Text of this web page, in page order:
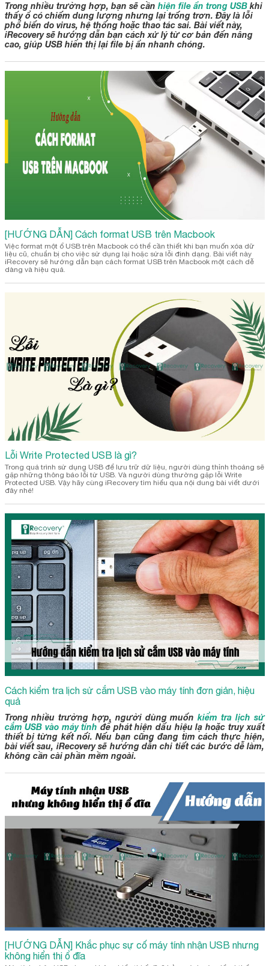
Trong nhiều trường hợp, bạn sẽ cần hiện file ẩn trong USBkhi
thấy ổ có chiếm dung lượng nhưng lại trống trơn. Đây là lỗi
phổ biến do virus, hệ thống hoặc thao tác sai. Bài viết này,
iRecovery sẽ hướng dẫn bạn cách xử lý từ cơ bản đến nâng
cao, giúp USB hiển thị lại file bị ẩn nhanh chóng.
[HƯỚNG DẪN] Cách format USB trên Macbook
Việc format một ổ USB trên Macbook có thể cần thiết khi bạn muốn xóa dữ
liệu cũ, chuẩn bị cho việc sử dụng lại hoặc sửa lỗi định dạng. Bài viết này
iRecovery sẽ hướng dẫn bạn cách format USB trên Macbook một cách dễ
dàng và hiệu quả.
Lỗi Write Protected USB là gì?
Trong quá trình sử dụng USB để lưu trữ dữ liệu, người dùng thỉnh thoảng sẽ
gặp những thông báo lỗi từ USB. Và người dùng thường gặp lỗi Write
Protected USB. Vậy hãy cùng iRecovery tìm hiểu qua nội dung bài viết dưới
đây nhé!
Cách kiểm tra lịch sử cắm USB vào máy tính đơn giản, hiệu
quả
Trong nhiều trường hợp, người dùng muốnkiểm tra lịch sử
cắm USB vào máy tính để phát hiện dấu hiệu lạ hoặc truy xuất
thiết bị từng kết nối. Nếu bạn cũng đang tìm cách thực hiện,
bài viết sau, iRecovery sẽ hướng dẫn chi tiết các bước dễ làm,
không cần cài phần mềm ngoài.
[HƯỚNG DẪN] Khắc phục sự cố máy tính nhận USB nhưng
không hiển thị ổ đĩa